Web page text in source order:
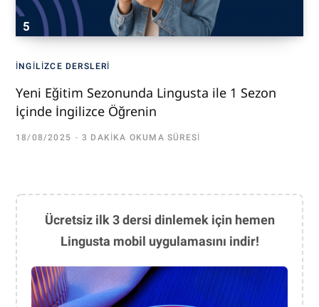
İNGILIZCE DERSLERI
Yeni Eğitim Sezonunda Lingusta ile 1 Sezon
İçinde İngilizce Öğrenin
18/08/2025 3 DAKIKA OKUMA SÜRESI
Ücretsiz ilk 3 dersi dinlemek için hemen
Lingusta mobil uygulamasını indir!